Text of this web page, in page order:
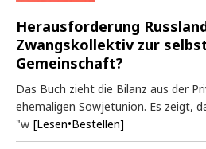
Herausforderung
Zwangskollektiv zur
Gemeinschaft?
Das Buch zieht die Bilanz aus der
ehemaligen Sowjetunion. Es zeigt,
"w [Lesen•Bestellen]